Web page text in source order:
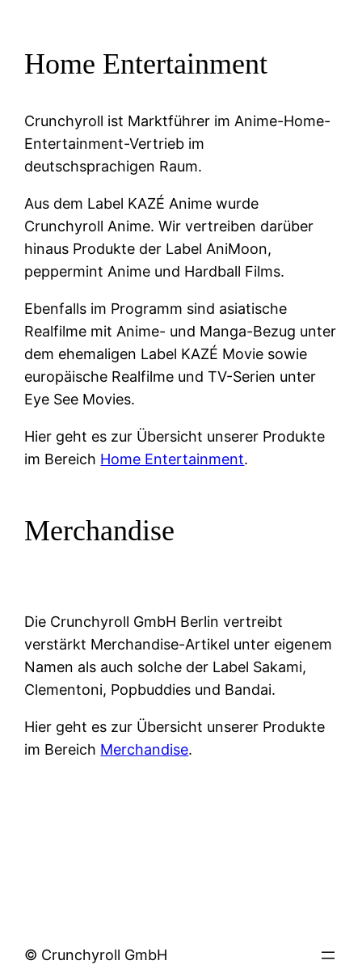
Home Entertainment
Crunchyroll ist Marktführer im Anime-Home-
Entertainment-Vertrieb im
deutschsprachigen Raum.
Aus dem Label KAZÉ Anime wurde
Crunchyroll Anime. Wir vertreiben darüber
hinaus Produkte der Label AniMoon,
peppermint Anime und Hardball Films.
Ebenfalls im Programm sind asiatische
Realfilme mit Anime- und Manga-Bezug unter
dem ehemaligen Label KAZÉ Movie sowie
europäische Realfilme und TV-Serien unter
Eye See Movies.
Hier geht es zur Übersicht unserer Produkte
im Bereich Home Entertainment.
Merchandise
Die Crunchyroll GmbH Berlin vertreibt
verstärkt Merchandise-Artikel unter eigenem
Namen als auch solche der Label Sakami,
Clementoni, Popbuddies und Bandai.
Hier geht es zur Übersicht unserer Produkte
im Bereich Merchandise.
© Crunchyroll GmbH